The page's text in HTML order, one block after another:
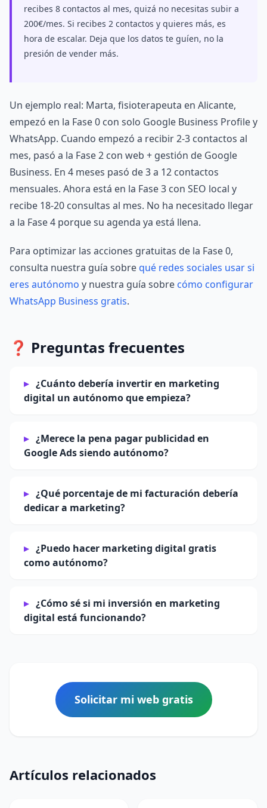
recibes 8 contactos al mes, quizá no necesitas subir a
200€/mes. Si recibes 2 contactos y quieres más, es
hora de escalar. Deja que los datos te guíen, no la
presión de vender más.
Un ejemplo real: Marta, fisioterapeuta en Alicante,
empezó en la Fase 0 con solo Google Business Profile y
WhatsApp. Cuando empezó a recibir 2-3 contactos al
mes, pasó a la Fase 2 con web + gestión de Google
Business. En 4 meses pasó de 3 a 12 contactos
mensuales. Ahora está en la Fase 3 con SEO local y
recibe 18-20 consultas al mes. No ha necesitado llegar
a la Fase 4 porque su agenda ya está llena.
Para optimizar las acciones gratuitas de la Fase 0,
consulta nuestra guía sobrequé redes sociales usar si
eres autónomo y nuestra guía sobre cómo configurar
WhatsApp Business gratis.
❓ Preguntas frecuentes
¿Cuánto debería invertir en marketing
digital un autónomo que empieza?
¿Merece la pena pagar publicidad en
Google Ads siendo autónomo?
¿Qué porcentaje de mi facturación debería
dedicar a marketing?
¿Puedo hacer marketing digital gratis
como autónomo?
¿Cómo sé si mi inversión en marketing
digital está funcionando?
Solicitar mi web gratis
Artículos relacionados